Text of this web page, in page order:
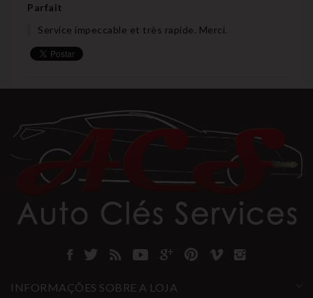
Parfait
Service impeccable et très rapide. Merci.
INFORMAÇÕES SOBRE A LOJA